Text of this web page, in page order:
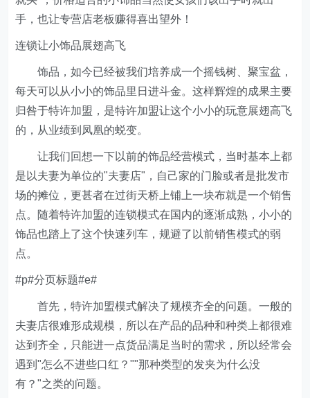
手，也让专营店老板赚得喜出望外！
连锁让小饰品展翅高飞
饰品，如今已经被我们培养成一个摇钱树、聚宝盆，
每天可以从小小的饰品里日进斗金。这样辉煌的成果主要
归咎于特许加盟，是特许加盟让这个小小的玩意展翅高飞
的，从业绩到凤凰的蜕变。
让我们回想一下以前的饰品经营模式，当时基本上都
是以夫妻为单位的"夫妻店"，自己家的门脸或者是批发市
场的摊位，更甚者在过街天桥上铺上一块布就是一个销售
点。随着特许加盟的连锁模式在国内的逐渐成熟，小小的
饰品也踏上了这个快速列车，规避了以前销售模式的弱
点。
#p#分页标题#e#
首先，特许加盟模式解决了规模齐全的问题。一般的
夫妻店很难形成规模，所以在产品的品种和种类上都很难
达到齐全，只能进一点货品满足当时的需求，所以经常会
遇到"怎么不进些口红？""那种类型的发夹为什么没
有？"之类的问题。